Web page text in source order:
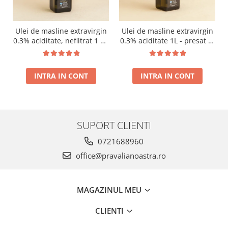
Ulei de masline extravirgin
0.3% aciditate, nefiltrat 1 L -
presat la rece RECOLTA
INTRA IN CONT
Ulei de masline extravirgin
0.3% aciditate 1L - presat la
rece RECOLTA NOUA
INTRA IN CONT
SUPORT CLIENTI
0721688960
office@pravalianoastra.ro
MAGAZINUL MEU
CLIENTI